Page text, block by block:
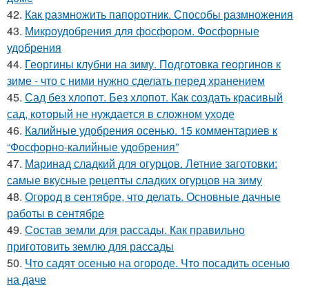
42. Как размножить папоротник. Способы размножения
43. Микроудобрения для фосфором. Фосфорные
удобрения
44. Георгины клубни на зиму. Подготовка георгинов к
зиме - что с ними нужно сделать перед хранением
45. Сад без хлопот. Без хлопот. Как создать красивый
сад, который не нуждается в сложном уходе
46. Калийные удобрения осенью. 15 комментариев к
“Фосфорно-калийные удобрения”
47. Маринад сладкий для огурцов. Летние заготовки:
самые вкусные рецепты сладких огурцов на зиму
48. Огород в сентябре, что делать. Основные дачные
работы в сентябре
49. Состав земли для рассады. Как правильно
приготовить землю для рассады
50. Что садят осенью на огороде. Что посадить осенью
на даче